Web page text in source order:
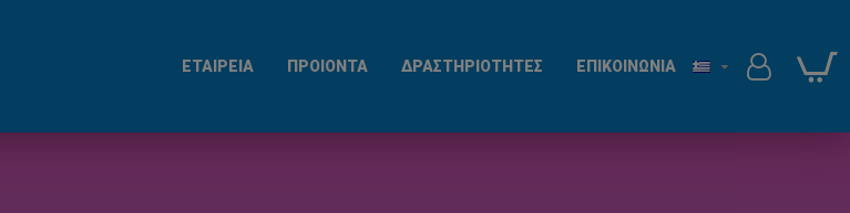
ΕΤΑΙΡΕΙΑ ΠΡΟΙΟΝΤΑ ΔΡΑΣΤΗΡΙΟΤΗΤΕΣ ΕΠΙΚΟΙΝΩΝΙΑ